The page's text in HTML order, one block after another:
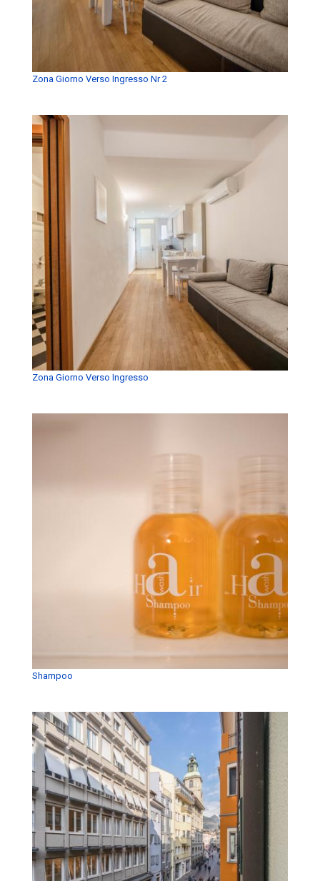
Zona Giorno Verso Ingresso Nr 2
Zona Giorno Verso Ingresso
Shampoo